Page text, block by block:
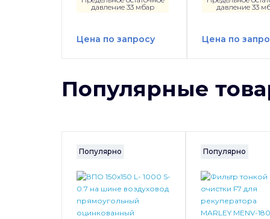
давление 33 мбар
Цена по запросу
давление 33
Цена по
Популярные
Популярно Популярно